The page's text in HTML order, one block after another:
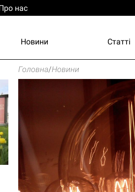
нас
Новини Статті
Головна/Новини